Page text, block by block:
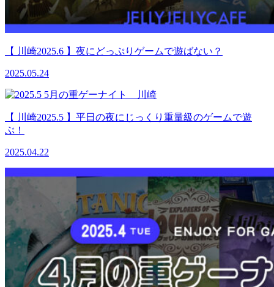
【 川崎2025.6 】夜にどっぷりゲームで遊ばない？
2025.05.24
【 川崎2025.5 】平日の夜にじっくり重量級のゲームで遊
ぶ！
2025.04.22